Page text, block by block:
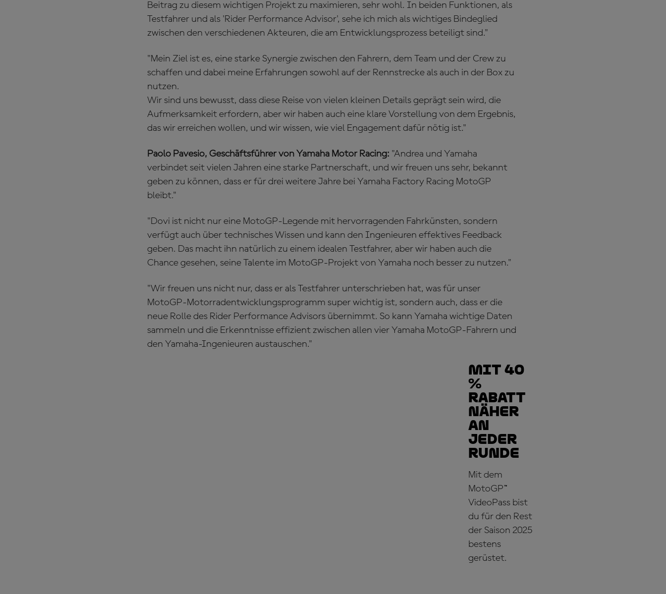
Beitrag zu diesem wichtigen Projekt zu maximieren, sehr wohl. In beiden Funktionen, als
Testfahrer und als 'Rider Performance Advisor', sehe ich mich als wichtiges Bindeglied
zwischen den verschiedenen Akteuren, die am Entwicklungsprozess beteiligt sind."
"Mein Ziel ist es, eine starke Synergie zwischen den Fahrern, dem Team und der Crew zu
schaffen und dabei meine Erfahrungen sowohl auf der Rennstrecke als auch in der Box zu
nutzen.
Wir sind uns bewusst, dass diese Reise von vielen kleinen Details geprägt sein wird, die
Aufmerksamkeit erfordern, aber wir haben auch eine klare Vorstellung von dem Ergebnis,
das wir erreichen wollen, und wir wissen, wie viel Engagement dafür nötig ist."
Paolo Pavesio, Geschäftsführer von Yamaha Motor Racing: "Andrea und Yamaha
verbindet seit vielen Jahren eine starke Partnerschaft, und wir freuen uns sehr, bekannt
geben zu können, dass er für drei weitere Jahre bei Yamaha Factory Racing MotoGP
bleibt."
"Dovi ist nicht nur eine MotoGP-Legende mit hervorragenden Fahrkünsten, sondern
verfügt auch über technisches Wissen und kann den Ingenieuren effektives Feedback
geben. Das macht ihn natürlich zu einem idealen Testfahrer, aber wir haben auch die
Chance gesehen, seine Talente im MotoGP-Projekt von Yamaha noch besser zu nutzen."
"Wir freuen uns nicht nur, dass er als Testfahrer unterschrieben hat, was für unser
MotoGP-Motorradentwicklungsprogramm super wichtig ist, sondern auch, dass er die
neue Rolle des Rider Performance Advisors übernimmt. So kann Yamaha wichtige Daten
sammeln und die Erkenntnisse effizient zwischen allen vier Yamaha MotoGP-Fahrern und
den Yamaha-Ingenieuren austauschen."
Mit 40
%
Rabatt
näher
an
jeder
Runde
Mit dem
MotoGP™
VideoPass bist
du für den Rest
der Saison 2025
bestens
gerüstet.